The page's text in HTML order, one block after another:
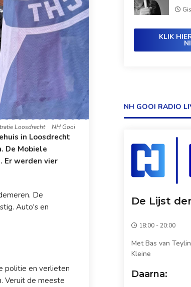
Loosdrecht NH Gooi
in Loosdrecht
De Mobiele
Er werden vier
De
Auto's en
politie en verlieten
Veruit de meeste
KLIK
NH GOOI RADIO
De Lijst
18:00 - 20:00
Met Bas van
Kleine
Daarna: